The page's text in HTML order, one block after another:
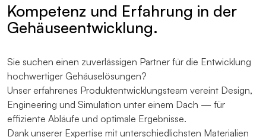
Kompetenz und Erfahrung in der
Gehäuseentwicklung.
Sie suchen einen zuverlässigen Partner für die Entwicklung
hochwertiger Gehäuselösungen?
Unser erfahrenes Produktentwicklungsteam vereint Design,
Engineering und Simulation unter einem Dach — für
effiziente Abläufe und optimale Ergebnisse.
Dank unserer Expertise mit unterschiedlichsten Materialien